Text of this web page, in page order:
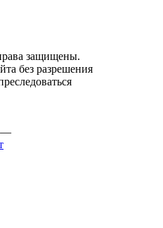
защищены.
без разрешения
—